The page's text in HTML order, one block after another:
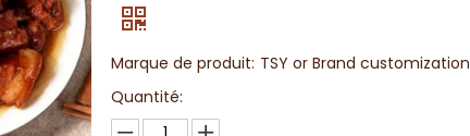
Marque de produit: TSY or Brand customization
Quantité: